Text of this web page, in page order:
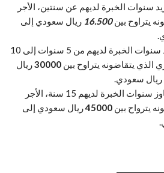
سنوات الخبرة لديهم عن سنتين، الأجر
يتراوح بين16.500 ريال سعودي إلى
المحامون الذين تزيد سنوات الخبرة لديهم من 5 سنوات إلى 10
الذي يتقاضونه يتراوح بين 30000ريال
ريال سعودي.
المحامون الذين تتجاوز سنوات الخبرة لديهم 15 سنة، الأجر
يترواح بين 45000ريال سعودي إلى